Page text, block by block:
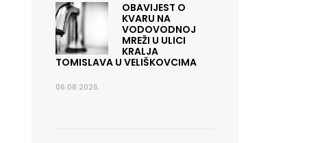
OBAVIJEST O
KVARU NA
VODOVODNOJ
MREŽI U ULICI
KRALJA
TOMISLAVA U VELIŠKOVCIMA
06.08.2026.